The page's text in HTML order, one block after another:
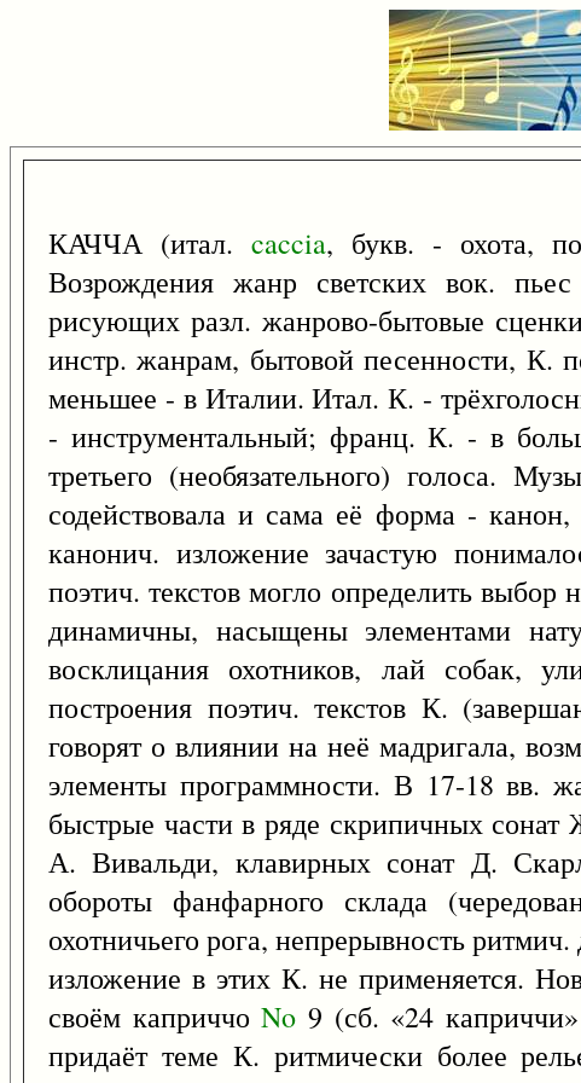
КАЧЧА (итал. caccia, букв. - охота,
Возрождения жанр светских вок.
рисующих разл. жанрово-бытовые
инстр. жанрам, бытовой песенности, К.
меньшее - в Италии. Итал. К. -
- инструментальный; франц. К. - в
третьего (необязательного) голоса.
содействовала и сама её форма -
канонич. изложение зачастую
поэтич. текстов могло определить
динамичны, насыщены элементами
восклицания охотников, лай собак,
построения поэтич. текстов К.
говорят о влиянии на неё мадригала,
элементы программности. В 17-18 вв.
быстрые части в ряде скрипичных
А. Вивальди, клавирных сонат Д.
обороты фанфарного склада
охотничьего рога, непрерывность
изложение в этих К. не применяется.
своём каприччоNo 9 (сб. «24
придаёт теме К. ритмически более